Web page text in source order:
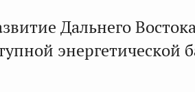
Дальнего
энергетической